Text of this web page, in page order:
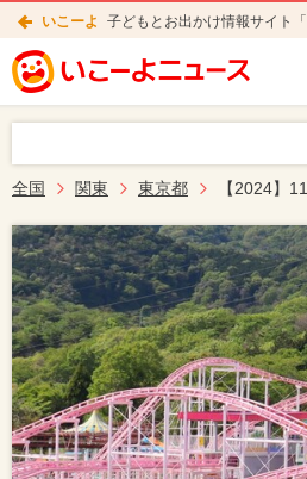
いこーよ 子どもとお出かけ情報サイト
全国 関東 東京都 【2024】